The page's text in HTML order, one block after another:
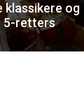
klassikere og
5-retters